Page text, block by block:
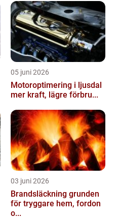
05 juni 2026
Motoroptimering i ljusdal
mer kraft, lägre förbru...
03 juni 2026
Brandsläckning grunden
för tryggare hem, fordon
o...